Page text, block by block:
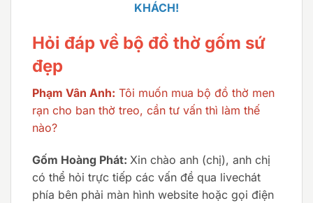
KHÁCH!
Hỏi đáp về bộ đồ thờ gốm sứ
đẹp
Phạm Vân Anh: Tôi muốn mua bộ đồ thờ men
rạn cho ban thờ treo, cần tư vấn thì làm thế
nào?
Gốm Hoàng Phát: Xin chào anh (chị), anh chị
có thể hỏi trực tiếp các vấn đề qua livechát
phía bên phải màn hình website hoặc gọi điện